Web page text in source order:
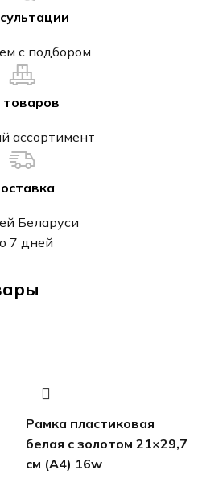
с подбором
товаров
ассортимент
Беларуси
7 дней
Рамка пластиковая
белая с золотом 21×29,7
см (А4) 16w